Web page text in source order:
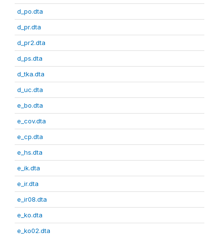
d_po.dta
d_pr.dta
d_pr2.dta
d_ps.dta
d_tka.dta
d_uc.dta
e_bo.dta
e_cov.dta
e_cp.dta
e_hs.dta
e_ik.dta
e_ir.dta
e_ir08.dta
e_ko.dta
e_ko02.dta